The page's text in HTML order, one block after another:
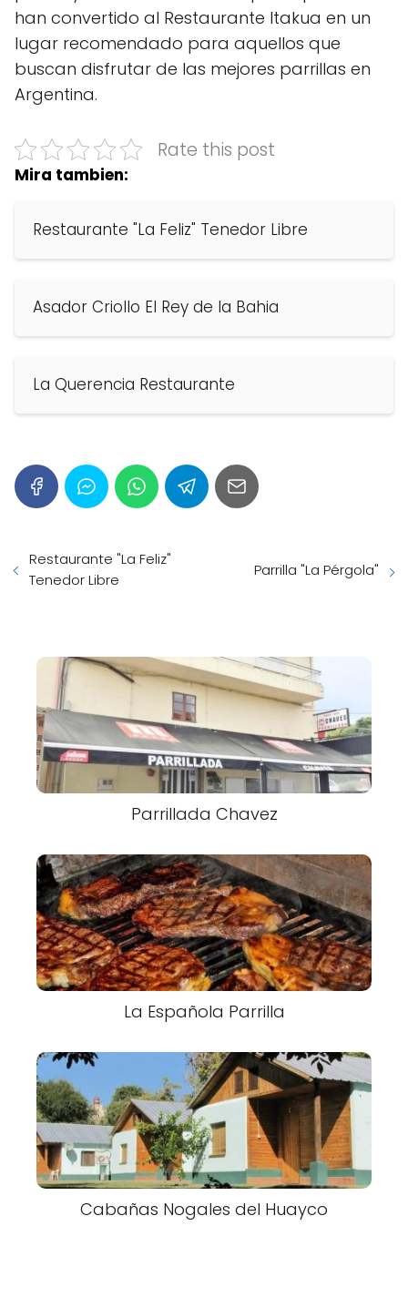
han convertido al Restaurante Itakua en un
lugar recomendado para aquellos que
buscan disfrutar de las mejores parrillas en
Argentina.
Rate this post
Mira tambien:
Restaurante "La Feliz" Tenedor Libre
Asador Criollo El Rey de la Bahia
La Querencia Restaurante
Restaurante "La Feliz"
Tenedor Libre
Parrilla "La Pérgola"
Parrillada Chavez
La Española Parrilla
Cabañas Nogales del Huayco